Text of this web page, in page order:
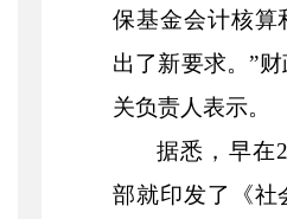
保基金会计核算
出了新要求。”
关负责人表示。
据悉，早在
部就印发了《社